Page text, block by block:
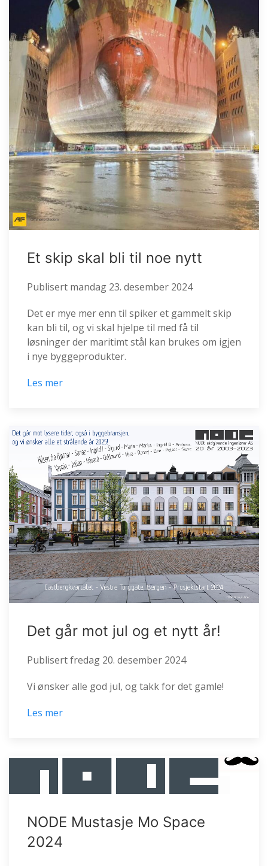
Et skip skal bli til noe nytt
Publisert mandag 23. desember 2024
Det er mye mer enn til spiker et gammelt skip
kan bli til, og vi skal hjelpe til med få til
løsninger der maritimt stål kan brukes om igjen
i nye byggeprodukter.
Les mer
Det går mot jul og et nytt år!
Publisertfredag 20. desember 2024
Vi ønsker alle god jul, og takk for det gamle!
Les mer
NODE Mustasje Mo Space
2024